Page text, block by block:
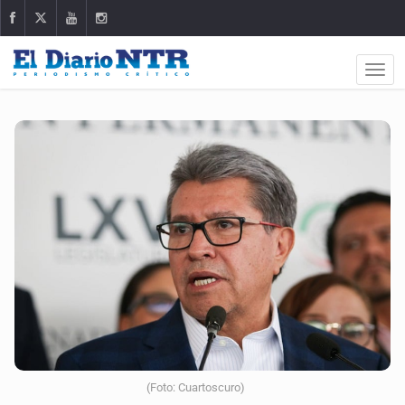
(Foto: Cuartoscuro)